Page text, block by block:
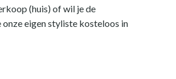
(huis) of wil je de
eigen styliste kosteloos in